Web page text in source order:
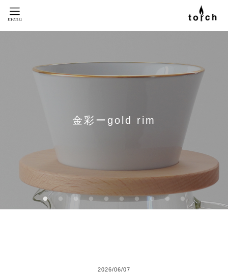
金彩ーgold rim
Mountain Dripper
pitchii mug
little glass
nest plateを作りました
2026/06/07